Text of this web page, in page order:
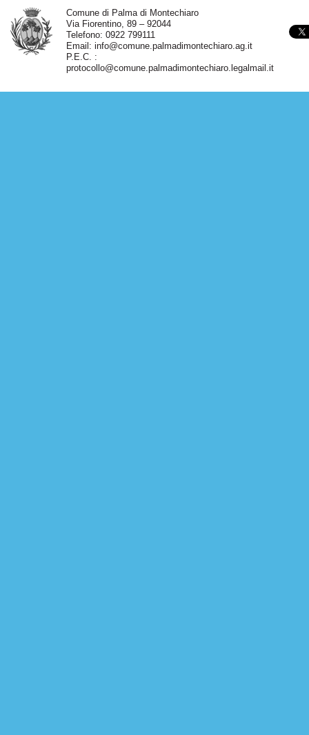
Comune di Palma di Montechiaro
Via Fiorentino, 89 – 92044
Telefono: 0922 799111
Email: info@comune.palmadimontechiaro.ag.it
P.E.C. :
protocollo@comune.palmadimontechiaro.legalmail.it